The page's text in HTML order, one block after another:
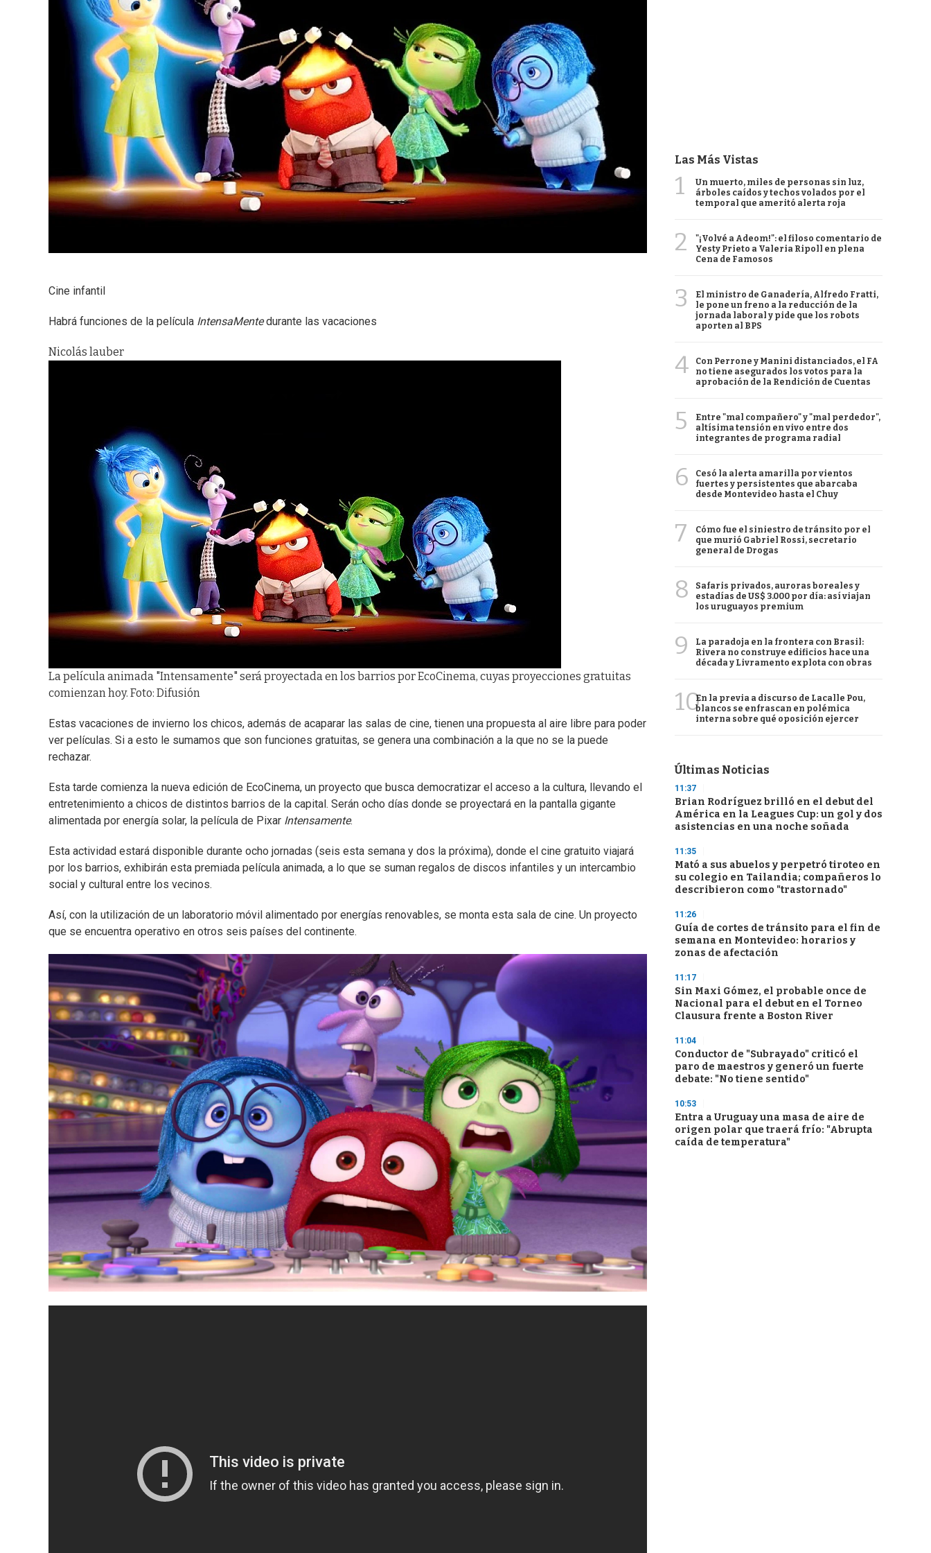
Cine infantil
Habrá funciones de la película IntensaMentedurante las vacaciones
Nicolás lauber
La película animada "Intensamente" será proyectada en los barrios por EcoCinema, cuyas proyecciones gratuitas
comienzan hoy. Foto: Difusión
Estas vacaciones de invierno los chicos, además de acaparar las salas de cine, tienen una propuesta al aire libre para poder
ver películas. Si a esto le sumamos que son funciones gratuitas, se genera una combinación a la que no se la puede
rechazar.
Esta tarde comienza la nueva edición de EcoCinema, un proyecto que busca democratizar el acceso a la cultura, llevando el
entretenimiento a chicos de distintos barrios de la capital. Serán ocho días donde se proyectará en la pantalla gigante
alimentada por energía solar, la película de Pixar Intensamente.
Esta actividad estará disponible durante ocho jornadas (seis esta semana y dos la próxima), donde el cine gratuito viajará
por los barrios, exhibirán esta premiada película animada, a lo que se suman regalos de discos infantiles y un intercambio
social y cultural entre los vecinos.
Así, con la utilización de un laboratorio móvil alimentado por energías renovables, se monta esta sala de cine. Un proyecto
que se encuentra operativo en otros seis países del continente.
Las Más Vistas
1
Un muerto, miles de personas sin luz,
árboles caídos y techos volados por el
temporal que ameritó alerta roja
2
"¡Volvé a Adeom!": el filoso comentario de
Yesty Prieto a Valeria Ripoll en plena
Cena de Famosos
3
El ministro de Ganadería, Alfredo Fratti,
le pone un freno a la reducción de la
jornada laboral y pide que los robots
aporten al BPS
4
Con Perrone y Manini distanciados, el FA
no tiene asegurados los votos para la
aprobación de la Rendición de Cuentas
5
Entre "mal compañero" y "mal perdedor",
altísima tensión en vivo entre dos
integrantes de programa radial
6
Cesó la alerta amarilla por vientos
fuertes y persistentes que abarcaba
desde Montevideo hasta el Chuy
7
Cómo fue el siniestro de tránsito por el
que murió Gabriel Rossi, secretario
general de Drogas
8
Safaris privados, auroras boreales y
estadías de US$ 3.000 por día: así viajan
los uruguayos premium
9
La paradoja en la frontera con Brasil:
Rivera no construye edificios hace una
década y Livramento explota con obras
10En la previa a discurso de Lacalle Pou,
blancos se enfrascan en polémica
interna sobre qué oposición ejercer
Últimas Noticias
11:37
Brian Rodríguez brilló en el debut del
América en la Leagues Cup: un gol y dos
asistencias en una noche soñada
11:35
Mató a sus abuelos y perpetró tiroteo en
su colegio en Tailandia; compañeros lo
describieron como "trastornado"
11:26
Guía de cortes de tránsito para el fin de
semana en Montevideo: horarios y
zonas de afectación
11:17
Sin Maxi Gómez, el probable once de
Nacional para el debut en el Torneo
Clausura frente a Boston River
11:04
Conductor de "Subrayado" criticó el
paro de maestros y generó un fuerte
debate: "No tiene sentido"
10:53
Entra a Uruguay una masa de aire de
origen polar que traerá frío: "Abrupta
caída de temperatura"